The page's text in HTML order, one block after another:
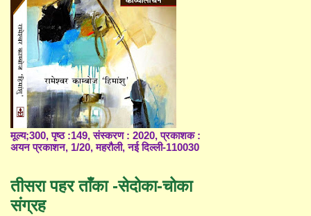
मूल्य;300, पृष्ठ :149, संस्करण : 2020, प्रकाशक :
अयन प्रकाशन, 1/20, महरौली, नई दिल्ली-110030
तीसरा पहर ताँका -सेदोका-चोका
संग्रह